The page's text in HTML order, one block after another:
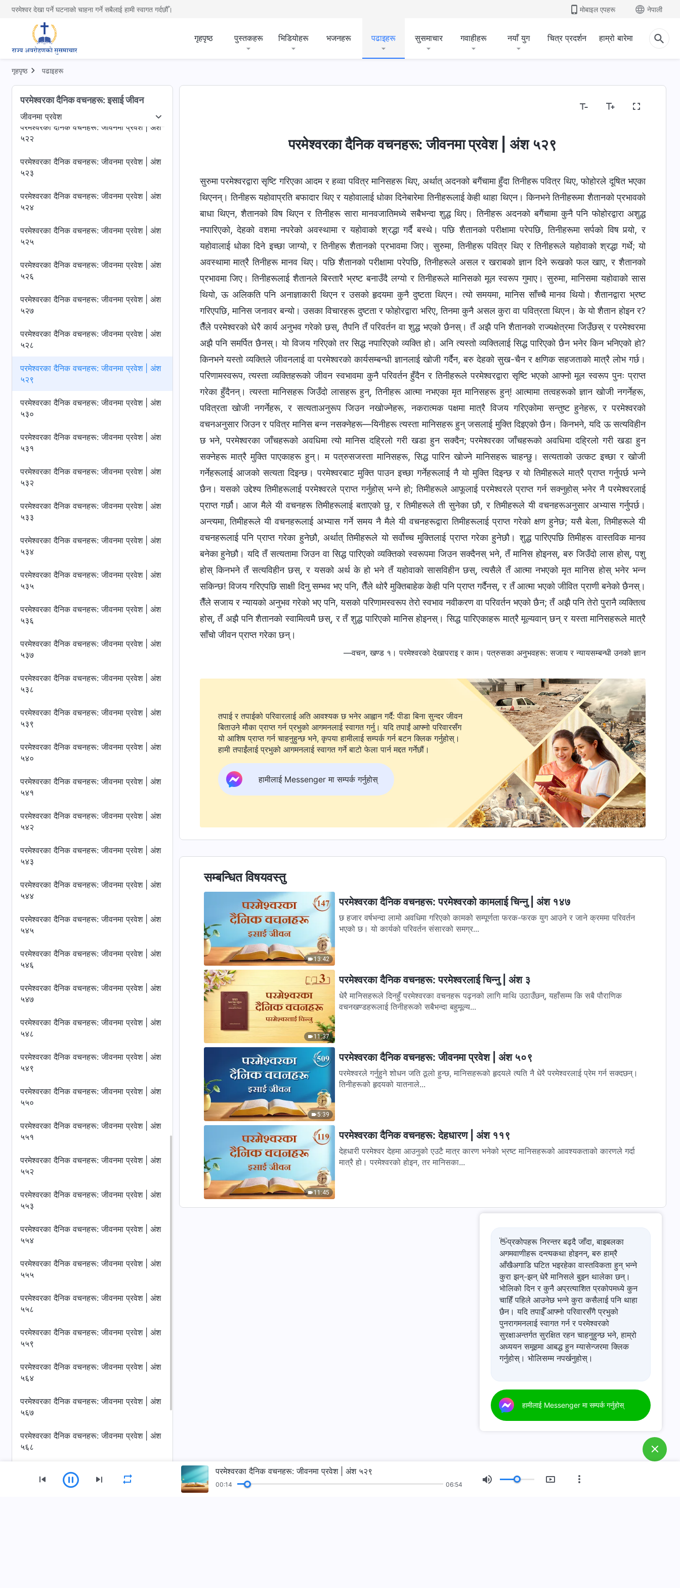
परमेश्वर देखा पर्ने घटनाको चाहना गर्ने सबैलाई हामी स्वागत गर्दछौँ। मोबाइल एपहरू नेपाली
गृहपृष्ठ पुस्तकहरू भिडियोहरू भजनहरू पढाइहरू सुसमाचार गवाहीहरू नयाँ युग चित्र प्रदर्शन हाम्रो बारेमा
गृहपृष्ठ पढाइहरू
परमेश्‍वरका दैनिक वचनहरू: इसाई जीवन
जीवनमा प्रवेश
गर्नु जीवनमा प्रवेश गन्तव्य र परिणामहरू
परमेश्‍वरका दैनिक वचनहरू: जीवनमा प्रवेश | अंश
५१९
५२०
परमेश्‍वरका दैनिक वचनहरू: जीवनमा प्रवेश | अंश
५२१
परमेश्‍वरका दैनिक वचनहरू: जीवनमा प्रवेश | अंश
५२२
परमेश्‍वरका दैनिक वचनहरू: जीवनमा प्रवेश | अंश
५२३
परमेश्‍वरका दैनिक वचनहरू: जीवनमा प्रवेश | अंश
५२४
परमेश्‍वरका दैनिक वचनहरू: जीवनमा प्रवेश | अंश
५२५
परमेश्‍वरका दैनिक वचनहरू: जीवनमा प्रवेश | अंश
५२६
परमेश्‍वरका दैनिक वचनहरू: जीवनमा प्रवेश | अंश
५२७
परमेश्‍वरका दैनिक वचनहरू: जीवनमा प्रवेश | अंश
५२८
परमेश्‍वरका दैनिक वचनहरू: जीवनमा प्रवेश | अंश
५२९
परमेश्‍वरका दैनिक वचनहरू: जीवनमा प्रवेश | अंश
५३०
परमेश्‍वरका दैनिक वचनहरू: जीवनमा प्रवेश | अंश
५३१
परमेश्‍वरका दैनिक वचनहरू: जीवनमा प्रवेश | अंश
५३२
परमेश्‍वरका दैनिक वचनहरू: जीवनमा प्रवेश | अंश
५३३
परमेश्‍वरका दैनिक वचनहरू: जीवनमा प्रवेश | अंश
५३४
परमेश्‍वरका दैनिक वचनहरू: जीवनमा प्रवेश | अंश
५३५
परमेश्‍वरका दैनिक वचनहरू: जीवनमा प्रवेश | अंश
५३६
परमेश्‍वरका दैनिक वचनहरू: जीवनमा प्रवेश | अंश
५३७
परमेश्‍वरका दैनिक वचनहरू: जीवनमा प्रवेश | अंश
५३८
परमेश्‍वरका दैनिक वचनहरू: जीवनमा प्रवेश | अंश
५३९
परमेश्‍वरका दैनिक वचनहरू: जीवनमा प्रवेश | अंश
५४०
परमेश्‍वरका दैनिक वचनहरू: जीवनमा प्रवेश | अंश
५४१
परमेश्‍वरका दैनिक वचनहरू: जीवनमा प्रवेश | अंश
५४२
परमेश्‍वरका दैनिक वचनहरू: जीवनमा प्रवेश | अंश
५४३
परमेश्‍वरका दैनिक वचनहरू: जीवनमा प्रवेश | अंश
५४४
परमेश्‍वरका दैनिक वचनहरू: जीवनमा प्रवेश | अंश
५४५
परमेश्‍वरका दैनिक वचनहरू: जीवनमा प्रवेश | अंश
५४६
परमेश्‍वरका दैनिक वचनहरू: जीवनमा प्रवेश | अंश
५४७
परमेश्‍वरका दैनिक वचनहरू: जीवनमा प्रवेश | अंश
५४८
परमेश्‍वरका दैनिक वचनहरू: जीवनमा प्रवेश | अंश
५४९
परमेश्‍वरका दैनिक वचनहरू: जीवनमा प्रवेश | अंश
५५०
परमेश्‍वरका दैनिक वचनहरू: जीवनमा प्रवेश | अंश
५५१
परमेश्‍वरका दैनिक वचनहरू: जीवनमा प्रवेश | अंश
५५२
परमेश्‍वरका दैनिक वचनहरू: जीवनमा प्रवेश | अंश
५५३
परमेश्‍वरका दैनिक वचनहरू: जीवनमा प्रवेश | अंश
५५४
परमेश्‍वरका दैनिक वचनहरू: जीवनमा प्रवेश | अंश
५५५
परमेश्‍वरका दैनिक वचनहरू: जीवनमा प्रवेश | अंश
५५८
परमेश्‍वरका दैनिक वचनहरू: जीवनमा प्रवेश | अंश
५५९
परमेश्‍वरका दैनिक वचनहरू: जीवनमा प्रवेश | अंश
५६४
परमेश्‍वरका दैनिक वचनहरू: जीवनमा प्रवेश | अंश
५६७
परमेश्‍वरका दैनिक वचनहरू: जीवनमा प्रवेश | अंश
५६८
परमेश्‍वरका दैनिक वचनहरू: जीवनमा प्रवेश | अंश
परमेश्‍वरका दैनिक वचनहरू: जीवनमा प्रवेश | अंश ५२९
सुरुमा परमेश्‍वरद्वारा सृष्टि गरिएका आदम र हव्‍वा पवित्र मानिसहरू थिए, अर्थात् अदनको बगैंचामा हुँदा तिनीहरू पवित्र थिए, फोहोरले दूषित भएका
थिएनन्। तिनीहरू यहोवाप्रति बफादार थिए र यहोवालाई धोका दिनेबारेमा तिनीहरूलाई केही थाहा थिएन। किनभने तिनीहरूमा शैतानको प्रभावको
बाधा थिएन, शैतानको विष थिएन र तिनीहरू सारा मानवजातिमध्ये सबैभन्दा शुद्ध थिए। तिनीहरू अदनको बगैंचामा कुनै पनि फोहोरद्वारा अशुद्ध
नपारिएको, देहको वशमा नपरेको अवस्थामा र यहोवाको श्रद्धा गर्दै बस्थे। पछि शैतानको परीक्षामा परेपछि, तिनीहरूमा सर्पको विष पर्‍यो, र
यहोवालाई धोका दिने इच्‍छा जाग्यो, र तिनीहरू शैतानको प्रभावमा जिए। सुरुमा, तिनीहरू पवित्र थिए र तिनीहरूले यहोवाको श्रद्धा गर्थे; यो
अवस्थामा मात्रै तिनीहरू मानव थिए। पछि शैतानको परीक्षामा परेपछि, तिनीहरूले असल र खराबको ज्ञान दिने रूखको फल खाए, र शैतानको
प्रभावमा जिए। तिनीहरूलाई शैतानले बिस्तारै भ्रष्ट बनाउँदै लग्यो र तिनीहरूले मानिसको मूल स्वरूप गुमाए। सुरुमा, मानिसमा यहोवाको सास
थियो, ऊ अलिकति पनि अनाज्ञाकारी थिएन र उसको हृदयमा कुनै दुष्टता थिएन। त्यो समयमा, मानिस साँच्‍चै मानव थियो। शैतानद्वारा भ्रष्ट
गरिएपछि, मानिस जनावर बन्यो। उसका विचारहरू दुष्टता र फोहोरद्वारा भरिए, तिनमा कुनै असल कुरा वा पवित्रता थिएन। के यो शैतान होइन र?
तैँले परमेश्‍वरको धेरै कार्य अनुभव गरेको छस्, तैपनि तँ परिवर्तन वा शुद्ध भएको छैनस्। तँ अझै पनि शैतानको राज्यक्षेत्रमा जिउँछस् र परमेश्‍वरमा
अझै पनि समर्पित छैनस्। यो विजय गरिएको तर सिद्ध नपारिएको व्यक्ति हो। अनि त्यस्तो व्यक्तिलाई सिद्ध पारिएको छैन भनेर किन भनिएको हो?
किनभने यस्तो व्यक्तिले जीवनलाई वा परमेश्‍वरको कार्यसम्‍बन्धी ज्ञानलाई खोजी गर्दैन, बरु देहको सुख-चैन र क्षणिक सहजताको मात्रै लोभ गर्छ।
परिणामस्वरूप, त्यस्ता व्यक्तिहरूको जीवन स्वभावमा कुनै परिवर्तन हुँदैन र तिनीहरूले परमेश्‍वरद्वारा सृष्टि भएको आफ्नो मूल स्वरूप पुनः प्राप्त
गरेका हुँदैनन्। त्यस्ता मानिसहरू जिउँदो लासहरू हुन्, तिनीहरू आत्मा नभएका मृत मानिसहरू हुन्! आत्मामा तत्वहरूको ज्ञान खोजी नगर्नेहरू,
पवित्रता खोजी नगर्नेहरू, र सत्यताअनुरूप जिउन नखोज्नेहरू, नकरात्मक पक्षमा मात्रै विजय गरिएकोमा सन्तुष्ट हुनेहरू, र परमेश्‍वरको
वचनअनुसार जिउन र पवित्र मानिस बन्‍न नसक्‍नेहरू—यिनीहरू त्यस्ता मानिसहरू हुन् जसलाई मुक्ति दिइएको छैन। किनभने, यदि ऊ सत्यविहीन
छ भने, परमेश्‍वरका जाँचहरूको अवधिमा त्यो मानिस दह्रिलो गरी खडा हुन सक्दैन; परमेश्‍वरका जाँचहरूको अवधिमा दह्रिलो गरी खडा हुन
सक्‍नेहरू मात्रै मुक्ति पाएकाहरू हुन्। म पत्रुसजस्ता मानिसहरू, सिद्ध पारिन खोज्ने मानिसहरू चाहन्छु। सत्यताको उत्कट इच्छा र खोजी
गर्नेहरूलाई आजको सत्यता दिइन्छ। परमेश्‍वरबाट मुक्ति पाउन इच्छा गर्नेहरूलाई नै यो मुक्ति दिइन्छ र यो तिमीहरूले मात्रै प्राप्त गर्नुपर्छ भन्‍ने
छैन। यसको उद्देश्य तिमीहरूलाई परमेश्‍वरले प्राप्त गर्नुहोस् भन्‍ने हो; तिमीहरूले आफूलाई परमेश्‍वरले प्राप्त गर्न सक्‍नुहोस् भनेर नै परमेश्‍वरलाई
प्राप्त गर्छौ। आज मैले यी वचनहरू तिमीहरूलाई बताएको छु, र तिमीहरूले ती सुनेका छौ, र तिमीहरूले यी वचनहरूअनुसार अभ्यास गर्नुपर्छ।
अन्त्यमा, तिमीहरूले यी वचनहरूलाई अभ्यास गर्ने समय नै मैले यी वचनहरूद्वारा तिमीहरूलाई प्राप्त गरेको क्षण हुनेछ; यसै बेला, तिमीहरूले यी
वचनहरूलाई पनि प्राप्त गरेका हुनेछौ, अर्थात् तिमीहरूले यो सर्वोच्‍च मुक्तिलाई प्राप्त गरेका हुनेछौ। शुद्ध पारिएपछि तिमीहरू वास्तविक मानव
बनेका हुनेछौ। यदि तँ सत्यतामा जिउन वा सिद्ध पारिएको व्यक्तिको स्वरूपमा जिउन सक्दैनस् भने, तँ मानिस होइनस्, बरु जिउँदो लास होस्, पशु
होस् किनभने तँ सत्यविहीन छस्, र यसको अर्थ के हो भने तँ यहोवाको सासविहीन छस्, त्यसैले तँ आत्मा नभएको मृत मानिस होस् भनेर भन्‍न
सकिन्छ! विजय गरिएपछि साक्षी दिनु सम्‍भव भए पनि, तैँले थोरै मुक्तिबाहेक केही पनि प्राप्त गर्दैनस्, र तँ आत्मा भएको जीवित प्राणी बनेको छैनस्।
तैँले सजाय र न्यायको अनुभव गरेको भए पनि, यसको परिणामस्वरूप तेरो स्वभाव नवीकरण वा परिवर्तन भएको छैन; तँ अझै पनि तेरो पुरानै व्यक्तित्व
होस्, तँ अझै पनि शैतानको स्वामित्वमै छस्, र तँ शुद्ध पारिएको मानिस होइनस्। सिद्ध पारिएकाहरू मात्रै मूल्यवान् छन् र यस्ता मानिसहरूले मात्रै
साँचो जीवन प्राप्त गरेका छन्।
—वचन, खण्ड १। परमेश्‍वरको देखापराइ र काम। पत्रुसका अनुभवहरू: सजाय र न्यायसम्‍बन्धी उनको ज्ञान
तपाई र तपाईको परिवारलाई अति आवश्यक छ भनेर आह्वान गर्दै: पीडा बिना सुन्दर जीवन
बिताउने मौका प्राप्त गर्न प्रभुको आगमनलाई स्वागत गर्नु। यदि तपाईं आफ्नो परिवारसँग
यो आशिष प्राप्त गर्न चाहनुहुन्छ भने, कृपया हामीलाई सम्पर्क गर्न बटन क्लिक गर्नुहोस्।
हामी तपाईंलाई प्रभुको आगमनलाई स्वागत गर्ने बाटो फेला पार्न मद्दत गर्नेछौं।
हामीलाई Messenger मा सम्पर्क गर्नुहोस्
सम्बन्धित विषयवस्तु
13:42
परमेश्‍वरका दैनिक वचनहरू: परमेश्‍वरको कामलाई चिन्‍नु | अंश १४७
छ हजार वर्षभन्दा लामो अवधिमा गरिएको कामको सम्पूर्णता फरक-फरक युग आउने र जाने क्रममा परिवर्तन
भएको छ। यो कार्यको परिवर्तन संसारको समग्र...
11:37
परमेश्‍वरका दैनिक वचनहरू: परमेश्‍वरलाई चिन्‍नु | अंश ३
धेरै मानिसहरूले दिनहुँ परमेश्‍वरका वचनहरू पढ्‍नको लागि माथि उठाउँछन्, यहाँसम्म कि सबै पौराणिक
वचनखण्डहरूलाई तिनीहरूको सबैभन्दा बहुमूल्य...
5:39
परमेश्‍वरका दैनिक वचनहरू: जीवनमा प्रवेश | अंश ५०९
परमेश्‍वरले गर्नुहुने शोधन जति ठूलो हुन्छ, मानिसहरूको हृदयले त्यति नै धेरै परमेश्‍वरलाई प्रेम गर्न सक्दछन्।
तिनीहरूको हृदयको यातनाले...
11:45
परमेश्‍वरका दैनिक वचनहरू: देहधारण | अंश ११९
देहधारी परमेश्‍वर देहमा आउनुको एउटै मात्र कारण भनेको भ्रष्ट मानिसहरूको आवश्यकताको कारणले गर्दा
मात्रै हो। परमेश्‍वरको होइन, तर मानिसका...
👋प्रकोपहरू निरन्तर बढ्दै जाँदा, बाइबलका
अगमवाणीहरू दन्त्यकथा होइनन्, बरु हाम्रै
आँखैअगाडि घटित भइरहेका वास्तविकता हुन् भन्ने
कुरा झन्-झन् धेरै मानिसले बुझ्न थालेका छन्।
भोलिको दिन र कुनै अप्रत्याशित प्रकोपमध्ये कुन
चाहिँ पहिले आउनेछ भन्ने कुरा कसैलाई पनि थाहा
छैन। यदि तपाईँ आफ्नो परिवारसँगै प्रभुको
पुनरागमनलाई स्वागत गर्न र परमेश्‍वरको
सुरक्षाअन्तर्गत सुरक्षित रहन चाहनुहुन्छ भने, हाम्रो
अध्ययन समूहमा आबद्ध हुन म्यासेन्जरमा क्लिक
गर्नुहोस्। भोलिसम्म नपर्खनुहोस्।
हामीलाई Messenger मा सम्पर्क गर्नुहोस्
परमेश्‍वरका दैनिक वचनहरू: जीवनमा प्रवेश | अंश ५२९
00:15 06:54